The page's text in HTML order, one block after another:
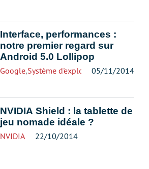
Interface, performances :
notre premier regard sur
Android 5.0 Lollipop
Google,Système d'exploitation05/11/2014
NVIDIA Shield : la tablette de
jeu nomade idéale ?
NVIDIA 22/10/2014